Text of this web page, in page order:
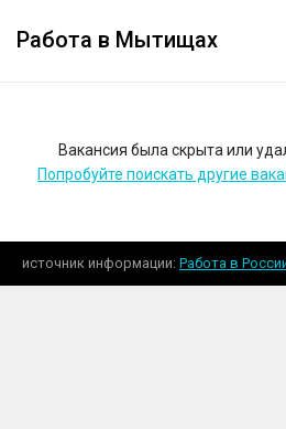
Работа в Мытищах
Вакансия была скрыта или
Попробуйте поискать другие
источник информации Работа в